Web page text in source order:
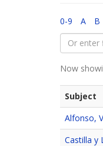
0-9 A B
Now
Subject
Alfonso,
Castilla y